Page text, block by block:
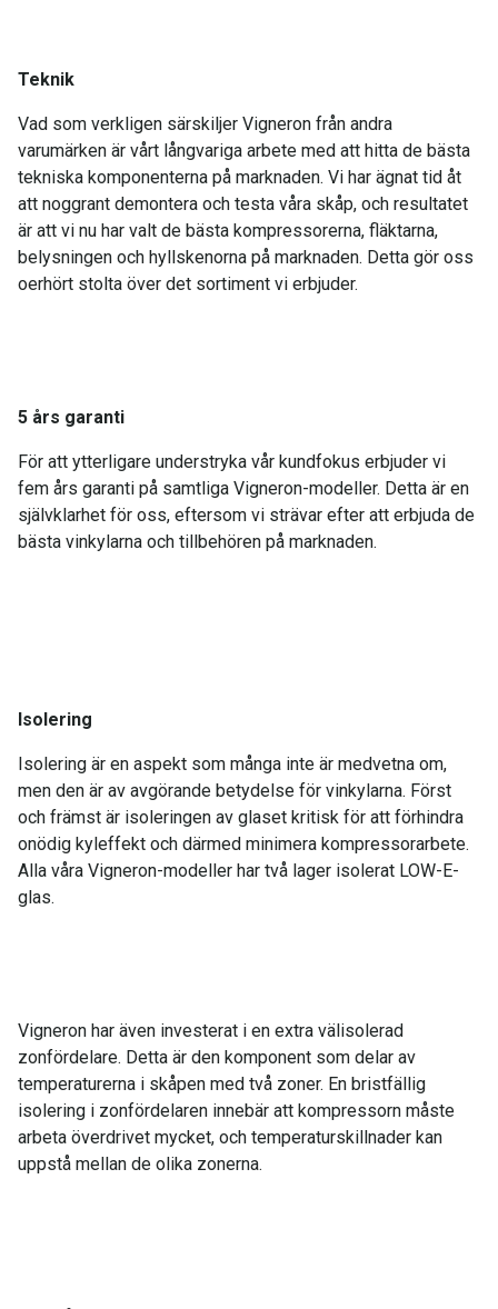
Teknik
Vad som verkligen särskiljer Vigneron från andra
varumärken är vårt långvariga arbete med att hitta de bästa
tekniska komponenterna på marknaden. Vi har ägnat tid åt
att noggrant demontera och testa våra skåp, och resultatet
är att vi nu har valt de bästa kompressorerna, fläktarna,
belysningen och hyllskenorna på marknaden. Detta gör oss
oerhört stolta över det sortiment vi erbjuder.
5 års garanti
För att ytterligare understryka vår kundfokus erbjuder vi
fem års garanti på samtliga Vigneron-modeller. Detta är en
självklarhet för oss, eftersom vi strävar efter att erbjuda de
bästa vinkylarna och tillbehören på marknaden.
Isolering
Isolering är en aspekt som många inte är medvetna om,
men den är av avgörande betydelse för vinkylarna. Först
och främst är isoleringen av glaset kritisk för att förhindra
onödig kyleffekt och därmed minimera kompressorarbete.
Alla våra Vigneron-modeller har två lager isolerat LOW-E-
glas.
Vigneron har även investerat i en extra välisolerad
zonfördelare. Detta är den komponent som delar av
temperaturerna i skåpen med två zoner. En bristfällig
isolering i zonfördelaren innebär att kompressorn måste
arbeta överdrivet mycket, och temperaturskillnader kan
uppstå mellan de olika zonerna.